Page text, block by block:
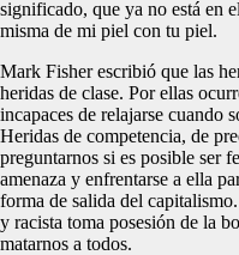
significado, que ya no está en
misma de mi piel con tu piel.
Mark Fisher escribió que las
heridas de clase. Por ellas
incapaces de relajarse cuando
Heridas de competencia, de
preguntarnos si es posible ser
amenaza y enfrentarse a ella
forma de salida del
y racista toma posesión de la
matarnos a todos.